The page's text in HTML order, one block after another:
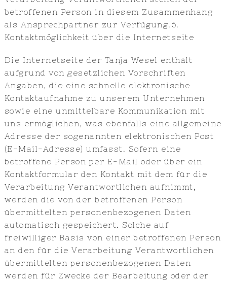
betroffenen Person in diesem Zusammenhang
als Ansprechpartner zur Verfügung.6.
Kontaktmöglichkeit über die Internetseite
Die Internetseite der Tanja Wesel enthält
aufgrund von gesetzlichen Vorschriften
Angaben, die eine schnelle elektronische
Kontaktaufnahme zu unserem Unternehmen
sowie eine unmittelbare Kommunikation mit
uns ermöglichen, was ebenfalls eine allgemeine
Adresse der sogenannten elektronischen Post
(E-Mail-Adresse) umfasst. Sofern eine
betroffene Person per E-Mail oder über ein
Kontaktformular den Kontakt mit dem für die
Verarbeitung Verantwortlichen aufnimmt,
werden die von der betroffenen Person
übermittelten personenbezogenen Daten
automatisch gespeichert. Solche auf
freiwilliger Basis von einer betroffenen Person
an den für die Verarbeitung Verantwortlichen
übermittelten personenbezogenen Daten
werden für Zwecke der Bearbeitung oder der